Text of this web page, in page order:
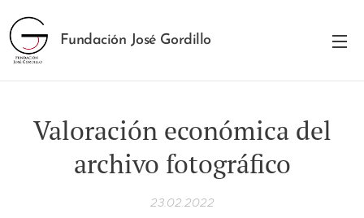
Fundación José Gordillo
Valoración económica del
archivo fotográfico
23.02.2022